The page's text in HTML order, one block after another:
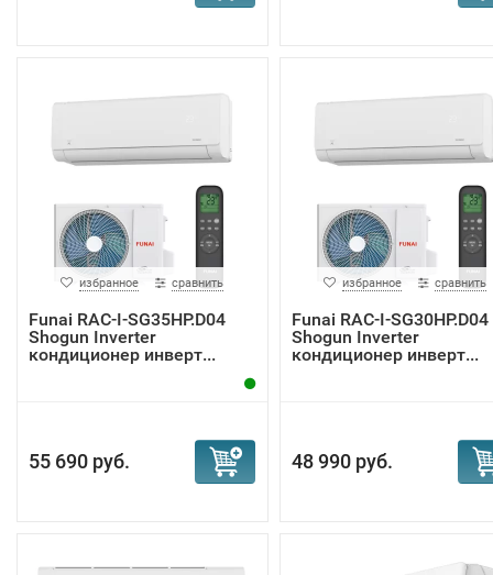
избранное сравнить
Funai RAC-I-SG35HP.D04
Shogun Inverter
кондиционер инверт...
55 690 руб.
избранное сравнить
Funai RAC-I-SG30HP.D04
Shogun Inverter
кондиционер инверт...
48 990 руб.